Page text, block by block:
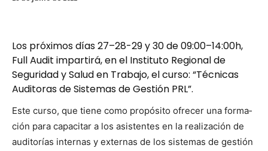
Los próximos días 27–28-29 y 30 de 09:00–14:00h,
Full Audit impartirá, en el Instituto Regional de
Seguridad y Salud en Trabajo, el curso: “Técnicas
Auditoras de Sistemas de Gestión PRL”.
Este cur­so, que tiene como propósi­to ofre­cer una for­ma­
ción para capac­i­tar a los asis­tentes en la real­ización de
audi­torías inter­nas y exter­nas de los sis­temas de gestión